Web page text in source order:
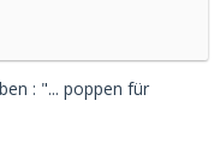
: "... poppen für